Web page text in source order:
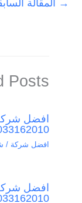
Posts
افضل
01033162010 –
افضل شركة /
افضل
01033162010